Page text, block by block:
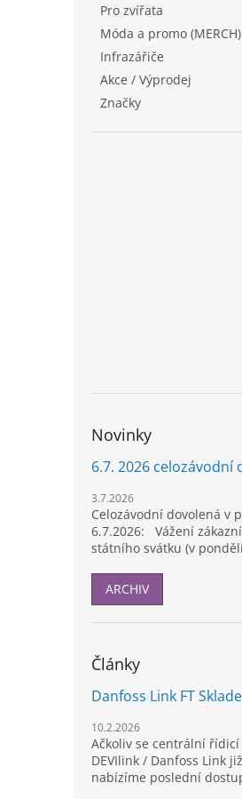
Pro zvířata
Móda a promo (MERCH)
Infrazářiče
Akce / Výprodej
Značky
Novinky
6.7. 2026 celozávodní
3.7.2026
Celozávodní dovolená v
6.7.2026: Vážení
státního svátku (v
ARCHIV
Články
Danfoss Link FT
10.2.2026
Ačkoliv se centrální řídicí
DEVIlink / Danfoss Link
nabízíme poslední